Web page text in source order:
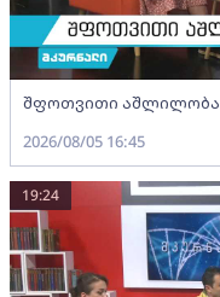
შფოთვითი აშლილობა
2026/08/05 16:45
19:24